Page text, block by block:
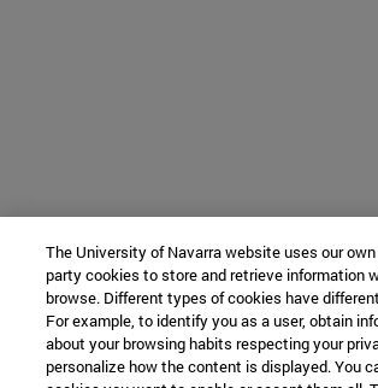
The University of Navarra website uses our
party cookies to store and retrieve information
browse. Different types of cookies have
For example, to identify you as a user, obtain
about your browsing habits respecting your
personalize how the content is displayed. You